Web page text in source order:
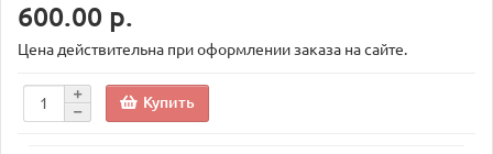
600.00 р.
Цена действительна при оформлении заказа на сайте.
Купить